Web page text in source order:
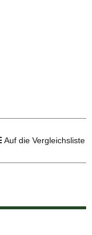
Auf die Vergleichsliste